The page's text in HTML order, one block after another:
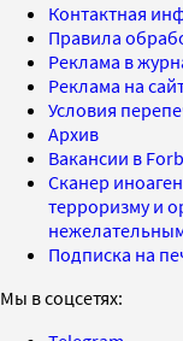
Контактная
Правила
Реклама в
Реклама на
Условия
Архив
Вакансии в
Сканер
терроризму и
Подписка на
Мы в соцсетях: